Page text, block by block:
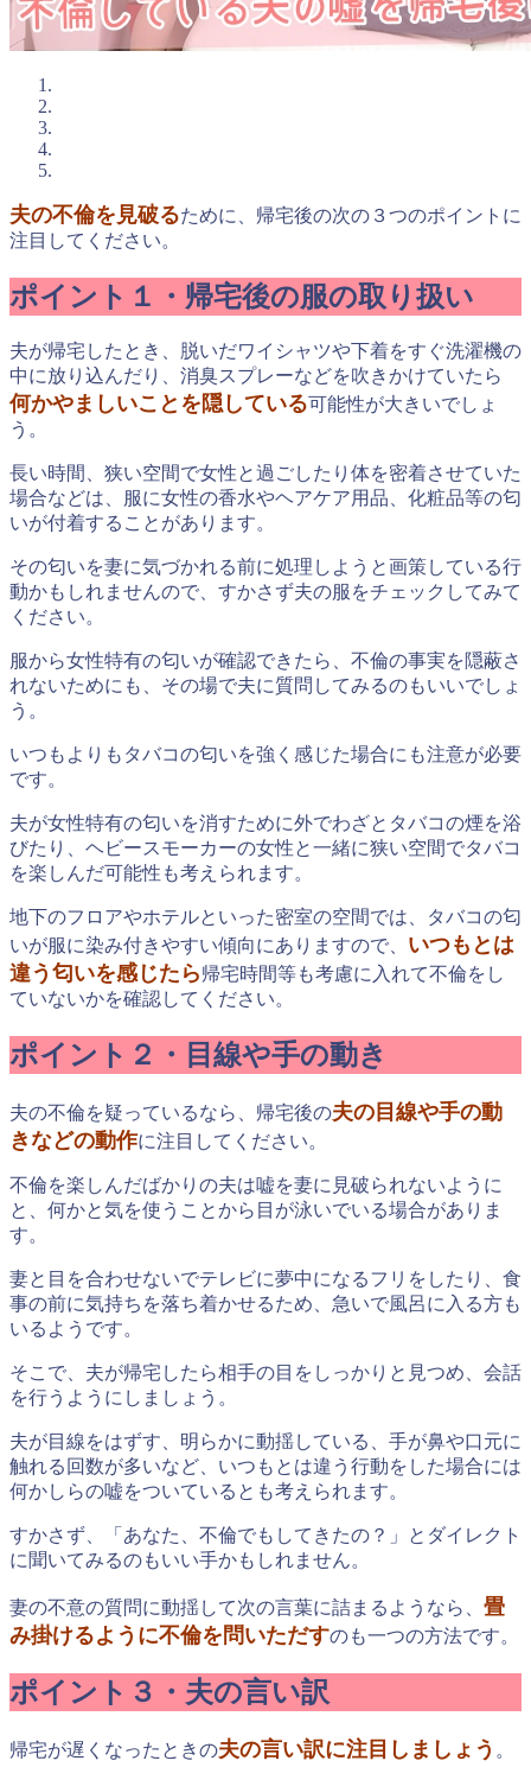
夫の不倫を見破るために、帰宅後の次の３つのポイントに
注目してください。
ポイント１・帰宅後の服の取り扱い
夫が帰宅したとき、脱いだワイシャツや下着をすぐ洗濯機の
中に放り込んだり、消臭スプレーなどを吹きかけていたら
何かやましいことを隠している可能性が大きいでしょ
う。
長い時間、狭い空間で女性と過ごしたり体を密着させていた
場合などは、服に女性の香水やヘアケア用品、化粧品等の匂
いが付着することがあります。
その匂いを妻に気づかれる前に処理しようと画策している行
動かもしれませんので、すかさず夫の服をチェックしてみて
ください。
服から女性特有の匂いが確認できたら、不倫の事実を隠蔽さ
れないためにも、その場で夫に質問してみるのもいいでしょ
う。
いつもよりもタバコの匂いを強く感じた場合にも注意が必要
です。
夫が女性特有の匂いを消すために外でわざとタバコの煙を浴
びたり、ヘビースモーカーの女性と一緒に狭い空間でタバコ
を楽しんだ可能性も考えられます。
地下のフロアやホテルといった密室の空間では、タバコの匂
いが服に染み付きやすい傾向にありますので、 いつもとは
違う匂いを感じたら帰宅時間等も考慮に入れて不倫をし
ていないかを確認してください。
ポイント２・目線や手の動き
夫の不倫を疑っているなら、帰宅後の夫の目線や手の動
きなどの動作に注目してください。
不倫を楽しんだばかりの夫は嘘を妻に見破られないように
と、何かと気を使うことから目が泳いでいる場合がありま
す。
妻と目を合わせないでテレビに夢中になるフリをしたり、食
事の前に気持ちを落ち着かせるため、急いで風呂に入る方も
いるようです。
そこで、夫が帰宅したら相手の目をしっかりと見つめ、会話
を行うようにしましょう。
夫が目線をはずす、明らかに動揺している、手が鼻や口元に
触れる回数が多いなど、いつもとは違う行動をした場合には
何かしらの嘘をついているとも考えられます。
すかさず、「あなた、不倫でもしてきたの？」とダイレクト
に聞いてみるのもいい手かもしれません。
妻の不意の質問に動揺して次の言葉に詰まるようなら、 畳
み掛けるように不倫を問いただすのも一つの方法です。
ポイント３・夫の言い訳
帰宅が遅くなったときの夫の言い訳に注目しましょう 。